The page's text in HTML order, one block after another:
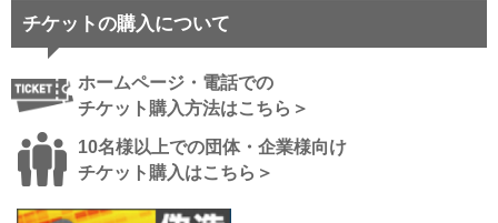
チケットの購入について
ホームページ・電話での
チケット購入方法はこちら＞
10名様以上での団体・企業様向け
チケット購入はこちら＞